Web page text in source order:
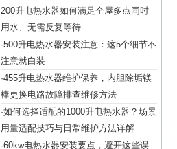
200升电热水器如何满足全屋多点同时
用水、无需反复等待
·500升电热水器安装注意：这5个细节不
注意就白装
·455升电热水器维护保养，内胆除垢镁
棒更换电路故障排查维修方法
·如何选择适配的1000升电热水器？场景
用量适配技巧与日常维护方法详解
·60kw电热水器安装要点，避开这些误